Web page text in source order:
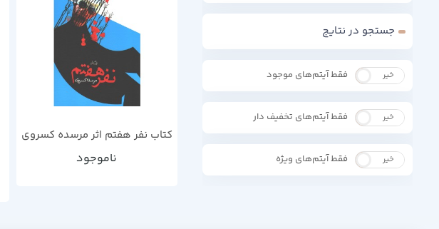
جستجو در نتایج
بله خیر فقط آیتم‌های موجود
بله خیر فقط آیتم‌های تخفیف دار
بله خیر فقط آیتم‌های ویژه
کتاب نفر هفتم اثر مرسده کسروی
ناموجود